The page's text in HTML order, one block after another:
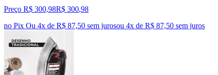
Preço R$ 300,98R$ 300,98
no Pix Ou 4x de R$ 87,50 sem jurosou 4x de R$ 87,50 sem juros